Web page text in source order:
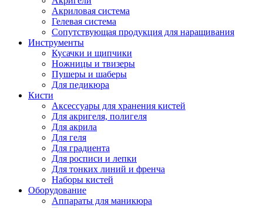
Акриловая система
Гелевая система
Сопутствующая продукция для наращивания
Инструменты
Кусачки и щипчики
Ножницы и твизеры
Пушеры и шаберы
Для педикюра
Кисти
Аксессуары для хранения кистей
Для акригеля, полигеля
Для акрила
Для геля
Для градиента
Для росписи и лепки
Для тонких линий и френча
Наборы кистей
Оборудование
Аппараты для маникюра